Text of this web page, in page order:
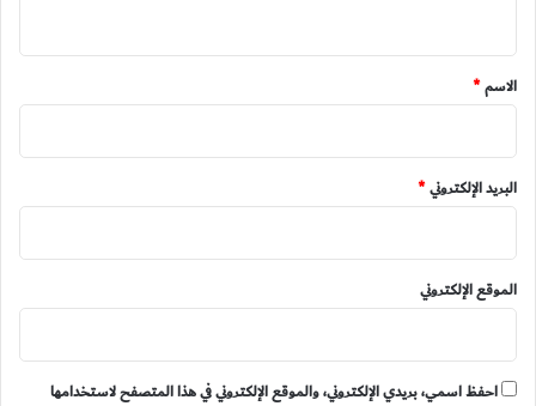
*
الاسم*
البريد الإلكتروني*
الموقع الإلكتروني
احفظ اسمي، بريدي الإلكتروني، والموقع الإلكتروني في هذا المتصفح لاستخدامها